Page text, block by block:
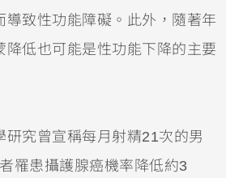
導致性功能障礙。此外，隨著年
降低也可能是性功能下降的主要
研究曾宣稱每月射精21次的男
罹患攝護腺癌機率降低約3